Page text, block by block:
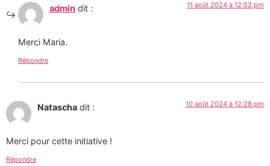
admin dit : 11 août 2024 à 12:52 pm
Merci Maria.
Répondre
Natascha dit : 10 août 2024 à 12:28 pm
Merci pour cette initiative !
Répondre